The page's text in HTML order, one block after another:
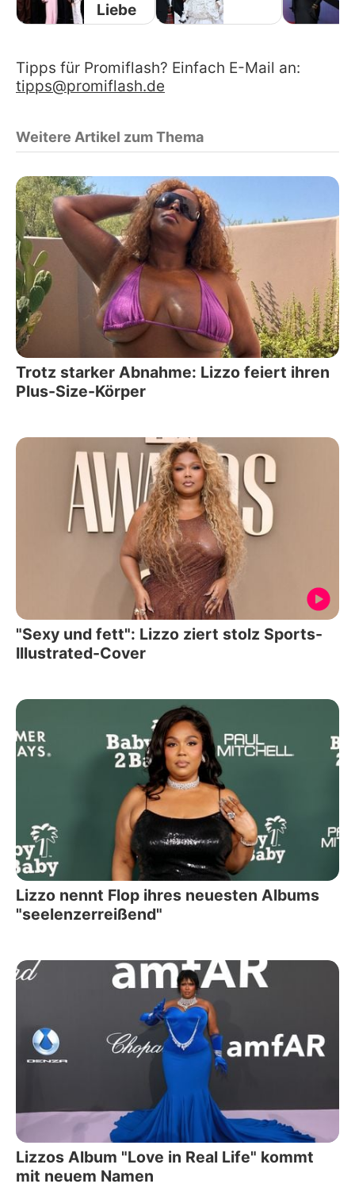
Liebe
Tipps für Promiflash? Einfach E-Mail an:
tipps@promiflash.de
Weitere Artikel zum Thema
Trotz starker Abnahme: Lizzo feiert ihren
Plus-Size-Körper
"Sexy und fett": Lizzo ziert stolz Sports-
Illustrated-Cover
Lizzo nennt Flop ihres neuesten Albums
"seelenzerreißend"
Lizzos Album "Love in Real Life" kommt
mit neuem Namen